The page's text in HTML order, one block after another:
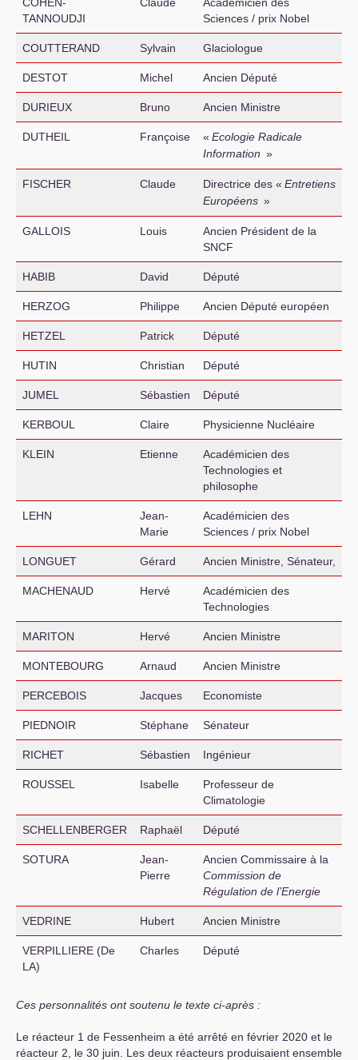
TANNOUDJI
Sciences / prix Nobel
COUTTERAND Sylvain Glaciologue
DESTOT Michel Ancien Député
DURIEUX Bruno Ancien Ministre
DUTHEIL Françoise « Ecologie Radicale
Information »
FISCHER Claude Directrice des « Entretiens
Européens »
GALLOIS Louis
Ancien Président de la
SNCF
HABIB David Député
HERZOG Philippe Ancien Député européen
HETZEL Patrick Député
HUTIN Christian Député
JUMEL Sébastien Député
KERBOUL Claire Physicienne Nucléaire
KLEIN Etienne
Académicien des
Technologies et
philosophe
LEHN
Jean-
Marie
Académicien des
Sciences / prix Nobel
LONGUET Gérard Ancien Ministre, Sénateur,
MACHENAUD Hervé
Académicien des
Technologies
MARITON Hervé Ancien Ministre
MONTEBOURG Arnaud Ancien Ministre
PERCEBOIS Jacques Economiste
PIEDNOIR Stéphane Sénateur
RICHET Sébastien Ingénieur
ROUSSEL Isabelle
Professeur de
Climatologie
SCHELLENBERGER Raphaël Député
SOTURA
Jean-
Pierre
Ancien Commissaire à la
Commission de
Régulation de l’Energie
VEDRINE Hubert Ancien Ministre
VERPILLIERE (De
LA)
Charles Député
Ces personnalités ont soutenu le texte ci-après :
Le réacteur 1 de Fessenheim a été arrêté en février 2020 et le
réacteur 2, le 30 juin. Les deux réacteurs produisaient ensemble